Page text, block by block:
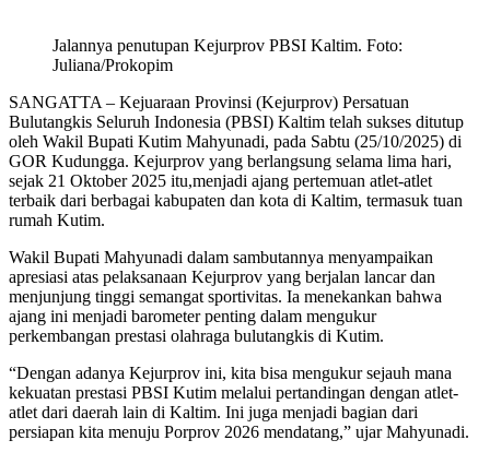
Jalannya penutupan Kejurprov PBSI Kaltim. Foto:
Juliana/Prokopim
SANGATTA – Kejuaraan Provinsi (Kejurprov) Persatuan
Bulutangkis Seluruh Indonesia (PBSI) Kaltim telah sukses ditutup
oleh Wakil Bupati Kutim Mahyunadi, pada Sabtu (25/10/2025) di
GOR Kudungga. Kejurprov yang berlangsung selama lima hari,
sejak 21 Oktober 2025 itu,menjadi ajang pertemuan atlet-atlet
terbaik dari berbagai kabupaten dan kota di Kaltim, termasuk tuan
rumah Kutim.
Wakil Bupati Mahyunadi dalam sambutannya menyampaikan
apresiasi atas pelaksanaan Kejurprov yang berjalan lancar dan
menjunjung tinggi semangat sportivitas. Ia menekankan bahwa
ajang ini menjadi barometer penting dalam mengukur
perkembangan prestasi olahraga bulutangkis di Kutim.
“Dengan adanya Kejurprov ini, kita bisa mengukur sejauh mana
kekuatan prestasi PBSI Kutim melalui pertandingan dengan atlet-
atlet dari daerah lain di Kaltim. Ini juga menjadi bagian dari
persiapan kita menuju Porprov 2026 mendatang,” ujar Mahyunadi.